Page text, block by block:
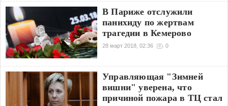
В Париже отслужили
панихиду по жертвам
трагедии в Кемерово
28 март 2018, 02:36 0
Управляющая "Зимней
вишни" уверена, что
причиной пожара в ТЦ стал